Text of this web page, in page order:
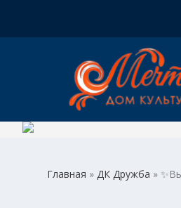
Главная »ДК Дружба »